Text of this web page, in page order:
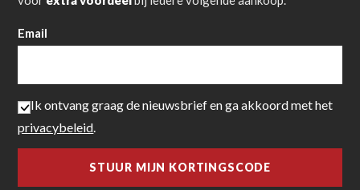
Email
Ik ontvang graag de nieuwsbrief en ga akkoord met het
privacybeleid.